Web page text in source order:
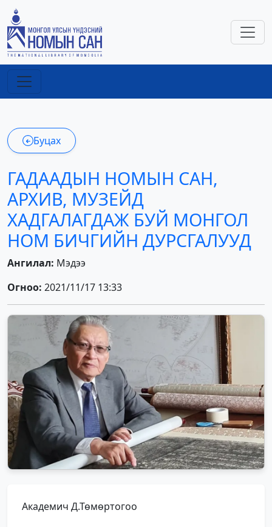
Буцах
ГАДААДЫН НОМЫН САН,
АРХИВ, МУЗЕЙД
ХАДГАЛАГДАЖ БУЙ МОНГОЛ
НОМ БИЧГИЙН ДУРСГАЛУУД
Ангилал: Мэдээ
Огноо: 2021/11/17 13:33
Академич Д.Төмөртогоо